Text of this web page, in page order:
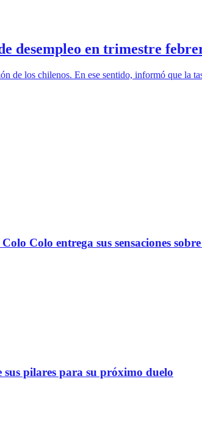
desempleo en trimestre
los chilenos. En ese sentido, informó que la
Colo entrega sus sensaciones
pilares para su próximo duelo